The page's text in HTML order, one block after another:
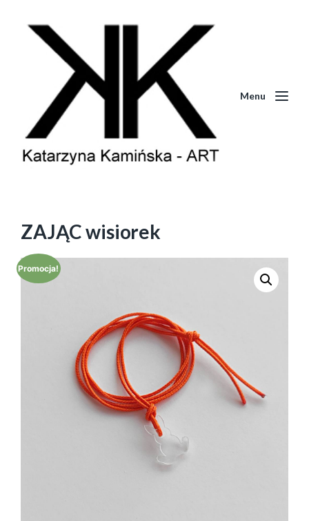
Menu
ZAJĄC wisiorek
Promocja!